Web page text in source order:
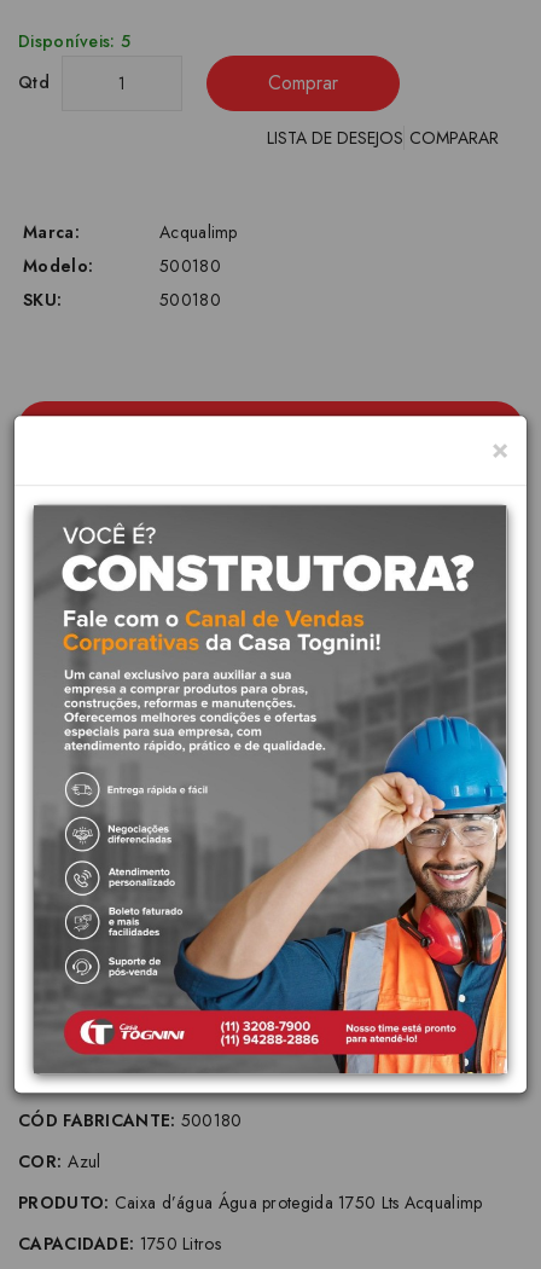
Disponíveis: 5
Qtd
Comprar
LISTA DE DESEJOS COMPARAR
Marca:
Acqualimp
Modelo:
500180
SKU:
500180
Por que escolher a caixa
d'água Acqualimp 1750 litros?
A Caixa d’água Água Protegida Acqualimp é a escolha perfeita
para quem deseja armazenar água com segurança. Ela conta com
tampa click de vedação total e uma camada interna branca, para
que você possa visualizar a qualidade da água sem a necessidade
de limpeza da caixa d’água.
PRINCIPAIS BENEFÍCIOS:
Revestimento antibacteriano
3 camadas de proteção
Tampa Click
Sem vazamentos
Proteção UV
MARCA:Acqualimp
CÓD FABRICANTE: 500180
COR: Azul
PRODUTO: Caixa d’água Água protegida 1750 Lts Acqualimp
CAPACIDADE: 1750 Litros
×